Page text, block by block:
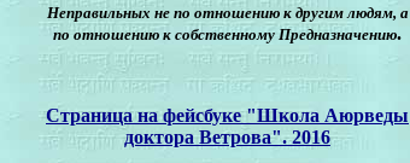
Неправильных не по отношению к другим людям, а
по отношению к собственному Предназначению.
Страница на фейсбуке "Школа Аюрведы
доктора Ветрова". 2016